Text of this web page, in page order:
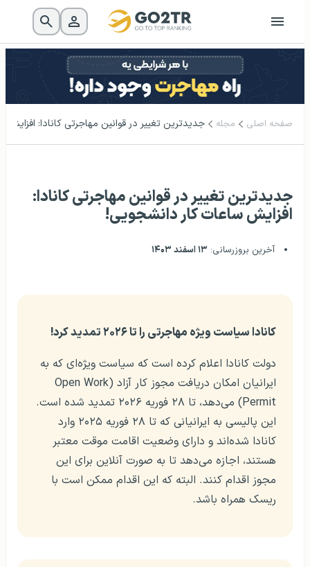
صفحه اصلی مجله جدیدترین تغییر در قوانین مهاجرتی کانادا:
جدیدترین تغییر در قوانین مهاجرتی کانادا:
افزایش ساعات کار دانشجویی!
آخرین بروزرسانی: ۱۳ اسفند ۱۴۰۳
کانادا سیاست ویژه مهاجرتی را تا ۲۰۲۶ تمدید کرد!
دولت کانادا اعلام کرده است که سیاست ویژه‌ای که به
ایرانیان امکان دریافت مجوز کار آزاد (Open Work
Permit) می‌دهد، تا ۲۸ فوریه ۲۰۲۶ تمدید شده است.
این پالیسی به ایرانیانی که تا ۲۸ فوریه ۲۰۲۵ وارد
کانادا شده‌اند و دارای وضعیت اقامت موقت معتبر
هستند، اجازه می‌دهد تا به صورت آنلاین برای این
مجوز اقدام کنند. البته که این اقدام ممکن است با
ریسک همراه باشد.​